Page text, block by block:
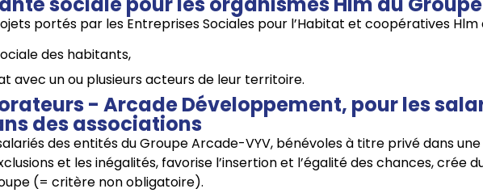
portés par les Entreprises Sociales pour l’Habitat et coopératives Hlm
des habitants,
avec un ou plusieurs acteurs de leur territoire.
- Arcade Développement, pour les
des associations
des entités du Groupe Arcade-VYV, bénévoles à titre privé dans
et les inégalités, favorise l’insertion et l’égalité des chances, crée
(= critère non obligatoire).